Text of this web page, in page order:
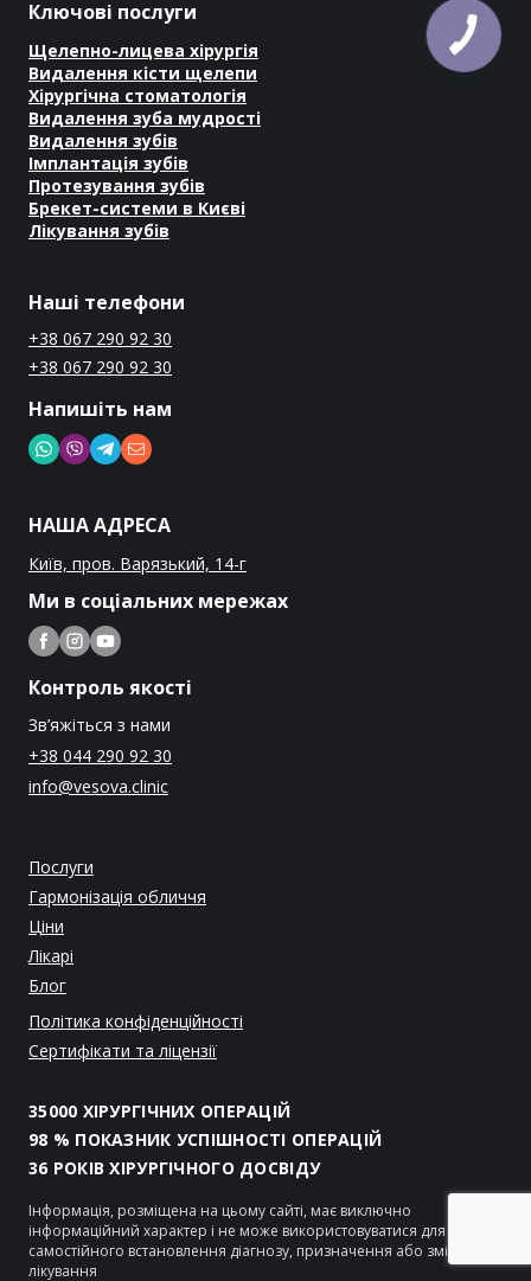
Ключові послуги
Щелепно-лицева хірургія
Видалення кісти щелепи
Хірургічна стоматологія
Видалення зуба мудрості
Видалення зубів
Імплантація зубів
Протезування зубів
Брекет-системи в Києві
Лікування зубів
Наші телефони
+38 067 290 92 30
+38 067 290 92 30
Напишіть нам
НАША АДРЕСА
Київ, пров. Варязький, 14-г
Ми в соціальних мережах
Контроль якості
Зв’яжіться з нами
+38 044 290 92 30
info@vesova.clinic
Послуги
Гармонізація обличчя
Ціни
Лікарі
Блог
Політика конфіденційності
Сертифікати та ліцензії
35000 ХІРУРГІЧНИХ ОПЕРАЦІЙ
98 % ПОКАЗНИК УСПІШНОСТІ ОПЕРАЦІЙ
36 РОКІВ ХІРУРГІЧНОГО ДОСВІДУ
Інформація, розміщена на цьому сайті, має виключно
інформаційний характер і не може використовуватися для
самостійного встановлення діагнозу, призначення або зміни
лікування